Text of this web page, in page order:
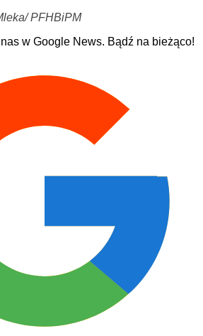
PFHBiPM
w Google News. Bądź na bieżąco!